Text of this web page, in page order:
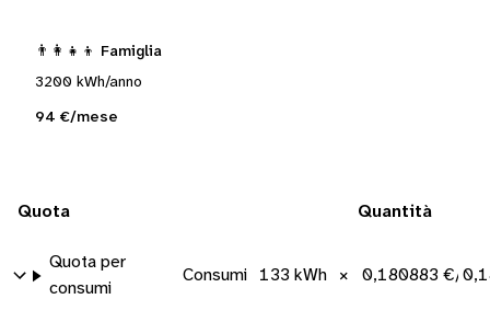
👨‍👩‍👧‍👦 Famiglia
3200 kWh/anno
94 €/mese
Quota Quantità
Quota per
consumi
Consumi 133 kWh × 0,180883 €/